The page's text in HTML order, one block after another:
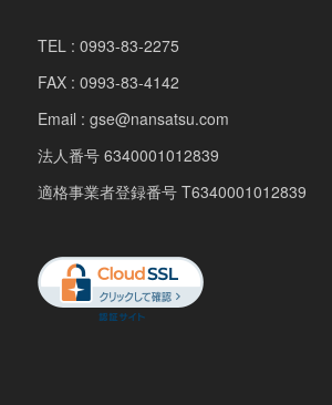
TEL : 0993-83-2275
FAX : 0993-83-4142
Email : gse@nansatsu.com
法人番号 6340001012839
適格事業者登録番号 T6340001012839